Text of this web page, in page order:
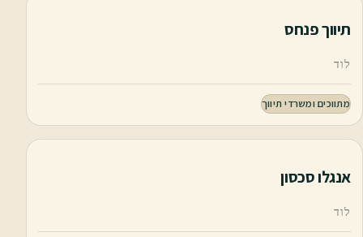
תיווך פנחס
לוד
מתווכים ומשרדי תיווך
אנגלו סכסון
לוד